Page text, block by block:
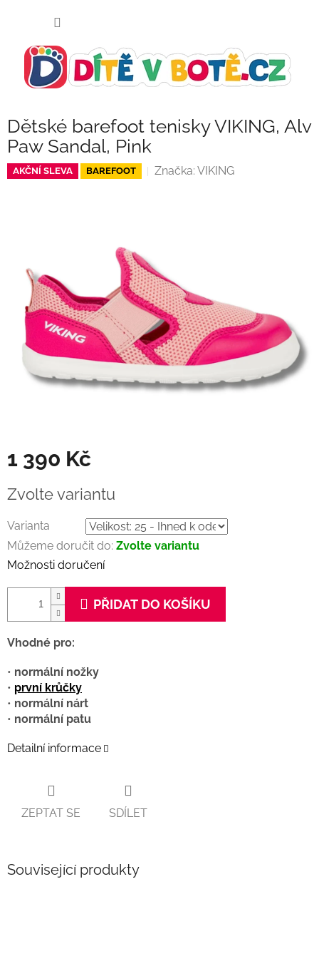
Dětské barefoot tenisky VIKING, Alv
Paw Sandal, Pink
AKČNÍ SLEVA BAREFOOT Značka: VIKING
1 390 Kč
cena:
Zvolte variantu
Varianta
Můžeme doručit do: Zvolte variantu
Možnosti doručení
PŘIDAT DO KOŠÍKU
Vhodné pro:
• normální nožky
• první krůčky
• normální nárt
• normální patu
Detailní informace
ZEPTAT SE SDÍLET
Související produkty